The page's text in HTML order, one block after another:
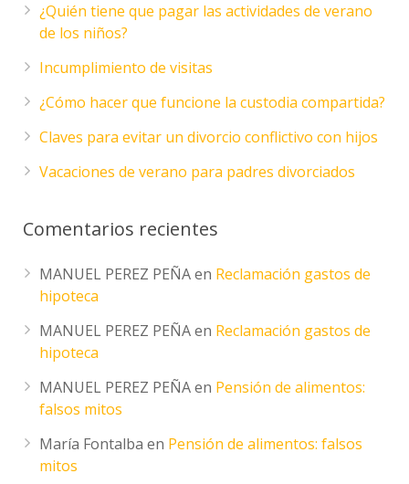
¿Quién tiene que pagar las actividades de verano
de los niños?
Incumplimiento de visitas
¿Cómo hacer que funcione la custodia compartida?
Claves para evitar un divorcio conflictivo con hijos
Vacaciones de verano para padres divorciados
Comentarios recientes
MANUEL PEREZ PEÑAen Reclamación gastos de
hipoteca
MANUEL PEREZ PEÑAen Reclamación gastos de
hipoteca
MANUEL PEREZ PEÑAen Pensión de alimentos:
falsos mitos
María Fontalba en Pensión de alimentos: falsos
mitos